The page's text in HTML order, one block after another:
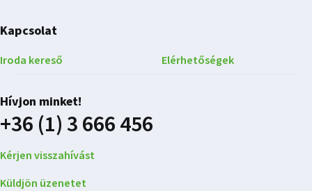
Kapcsolat
Iroda kereső Elérhetőségek
Hívjon minket!
+36 (1) 3 666 456
Kérjen visszahívást
Küldjön üzenetet